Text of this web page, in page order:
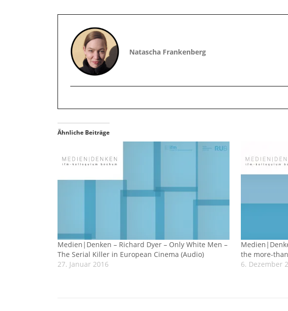
Natascha Frankenberg
Ähnliche Beiträge
Medien|Denken – Richard Dyer – Only White Men –
The Serial Killer in European Cinema (Audio)
27. Januar 2016
the more-
6. Dezember